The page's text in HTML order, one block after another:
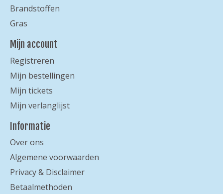
Brandstoffen
Gras
Mijn account
Registreren
Mijn bestellingen
Mijn tickets
Mijn verlanglijst
Informatie
Over ons
Algemene voorwaarden
Privacy & Disclaimer
Betaalmethoden